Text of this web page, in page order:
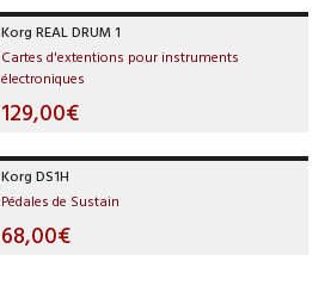
Korg REAL DRUM 1
Cartes d'extentions pour instruments
électroniques
129,00€
Korg DS1H
Pédales de Sustain
68,00€